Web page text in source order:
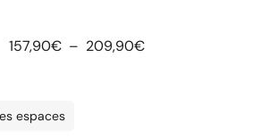
157,90€ – 209,90€
espaces